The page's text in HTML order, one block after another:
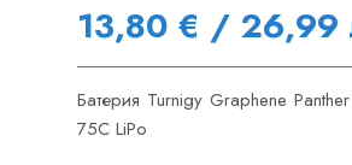
13,80 € / 26,99
Батерия Turnigy Graphene
75C LiPo